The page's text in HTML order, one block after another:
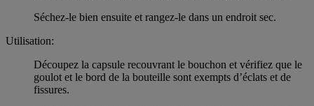
Séchez-le bien ensuite et rangez-le dans un endroit sec.
Utilisation:
Découpez la capsule recouvrant le bouchon et vérifiez que le
goulot et le bord de la bouteille sont exempts d’éclats et de
fissures.